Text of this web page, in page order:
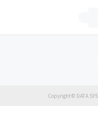
Copyright© DATA